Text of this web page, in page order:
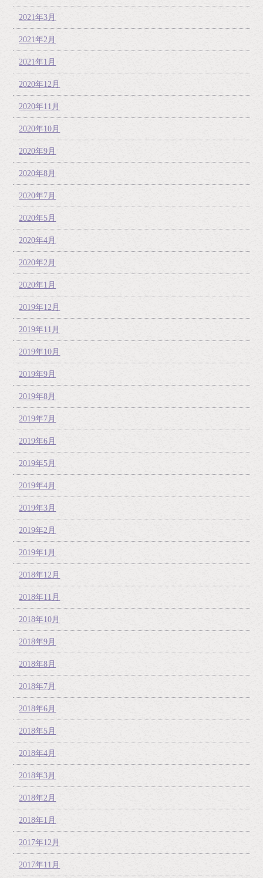
2021年3月
2021年2月
2021年1月
2020年12月
2020年11月
2020年10月
2020年9月
2020年8月
2020年7月
2020年5月
2020年4月
2020年2月
2020年1月
2019年12月
2019年11月
2019年10月
2019年9月
2019年8月
2019年7月
2019年6月
2019年5月
2019年4月
2019年3月
2019年2月
2019年1月
2018年12月
2018年11月
2018年10月
2018年9月
2018年8月
2018年7月
2018年6月
2018年5月
2018年4月
2018年3月
2018年2月
2018年1月
2017年12月
2017年11月